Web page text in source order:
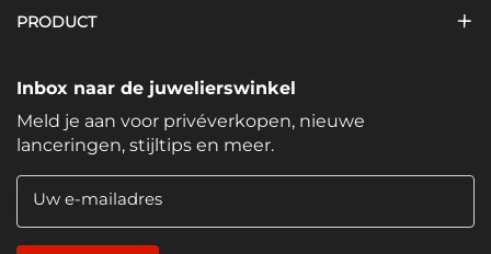
PRODUCT
Inbox naar de juwelierswinkel
Meld je aan voor privéverkopen, nieuwe
lanceringen, stijltips en meer.
Uw e-mailadres